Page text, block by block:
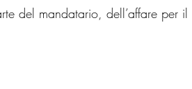
del mandatario, dell’affare per il